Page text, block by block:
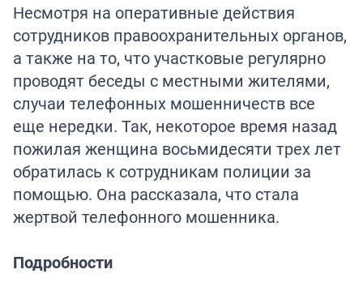
Несмотря на оперативные действия
сотрудников правоохранительных органов,
а также на то, что участковые регулярно
проводят беседы с местными жителями,
случаи телефонных мошенничеств все
еще нередки. Так, некоторое время назад
пожилая женщина восьмидесяти трех лет
обратилась к сотрудникам полиции за
помощью. Она рассказала, что стала
жертвой телефонного мошенника.
Подробности